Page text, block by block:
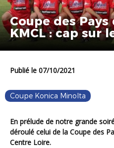
Coupe des
KMCL : cap sur
Publié le 07/10/2021
Coupe Konica Minolta
En prélude de notre grande soirée de tirages de Coupes s’est
déroulé celui de la Coupe des
Centre Loire.